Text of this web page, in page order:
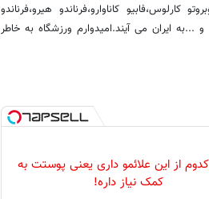
کارلوس،فابیو کاناوارو،فرناندو هیرو،فرناندو
و ...به ایران می آیند.امیدوارم ورزشگاه به خاطر
از این علائمو داری یعنی پوستت به
کمک نیاز داره!